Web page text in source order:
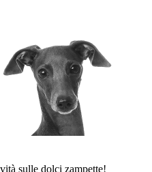
sulle dolci zampette!